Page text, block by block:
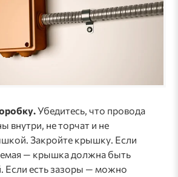
Убедитесь, что провода
внутри, не торчат и не
Закройте крышку. Если
— крышка должна быть
Если есть зазоры — можно